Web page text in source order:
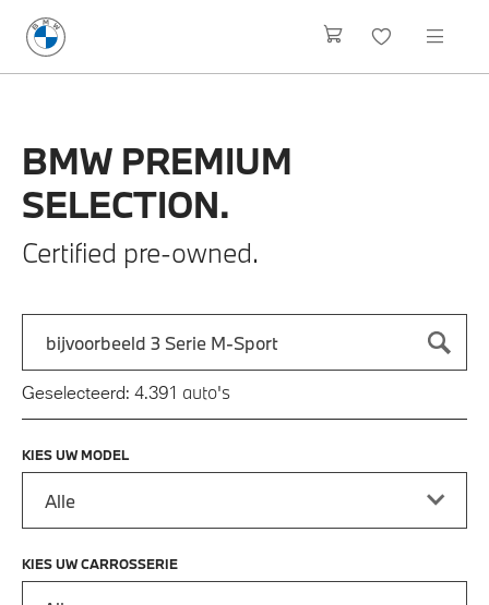
BMW PREMIUM
SELECTION.
Certified pre-owned.
Zoek naar een automodel, bijvoorbeeld 3 Serie M-Sport
Typ een automodel in en druk op enter om te zoeken
Geselecteerd: 4.391 auto's
KIES UW MODEL
KIES UW CARROSSERIE